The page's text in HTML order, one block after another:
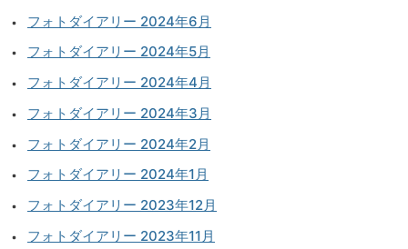
フォトダイアリー 2024年6月
フォトダイアリー 2024年5月
フォトダイアリー 2024年4月
フォトダイアリー 2024年3月
フォトダイアリー 2024年2月
フォトダイアリー 2024年1月
フォトダイアリー 2023年12月
フォトダイアリー 2023年11月